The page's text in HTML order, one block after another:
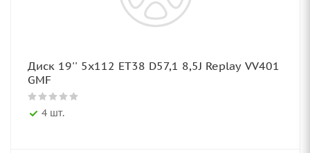
Диск 19'' 5x112 ET38 D57,1 8,5J Replay VV401
GMF
4 шт.